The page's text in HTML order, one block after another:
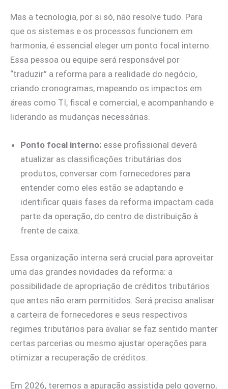
Mas a tecnologia, por si só, não resolve tudo. Para
que os sistemas e os processos funcionem em
harmonia, é essencial eleger um ponto focal interno.
Essa pessoa ou equipe será responsável por
“traduzir” a reforma para a realidade do negócio,
criando cronogramas, mapeando os impactos em
áreas como TI, fiscal e comercial, e acompanhando e
liderando as mudanças necessárias.
Ponto focal interno: esse profissional deverá
atualizar as classificações tributárias dos
produtos, conversar com fornecedores para
entender como eles estão se adaptando e
identificar quais fases da reforma impactam cada
parte da operação, do centro de distribuição à
frente de caixa.
Essa organização interna será crucial para aproveitar
uma das grandes novidades da reforma: a
possibilidade de apropriação de créditos tributários
que antes não eram permitidos. Será preciso analisar
a carteira de fornecedores e seus respectivos
regimes tributários para avaliar se faz sentido manter
certas parcerias ou mesmo ajustar operações para
otimizar a recuperação de créditos.
Em 2026, teremos a apuração assistida pelo governo,